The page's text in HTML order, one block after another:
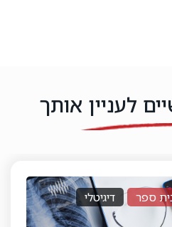
לעניין אותך
פנסיוני בית ספר דיגיטלי